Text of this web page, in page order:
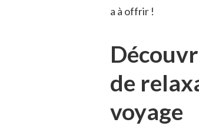
a ⁢à ​offrir !
de‌
‍voyage